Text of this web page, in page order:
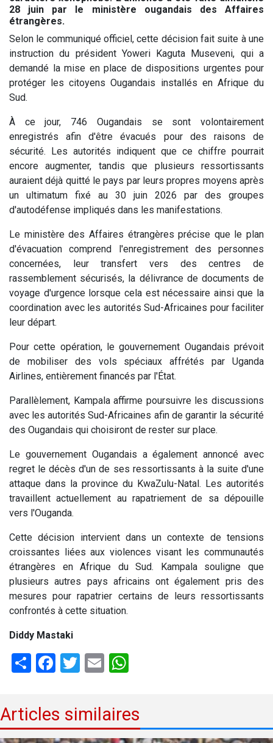
28 juin par le ministère ougandais des Affaires
étrangères.
Selon le communiqué officiel, cette décision fait suite à une
instruction du président Yoweri Kaguta Museveni, qui a
demandé la mise en place de dispositions urgentes pour
protéger les citoyens Ougandais installés en Afrique du
Sud.
À ce jour, 746 Ougandais se sont volontairement
enregistrés afin d'être évacués pour des raisons de
sécurité. Les autorités indiquent que ce chiffre pourrait
encore augmenter, tandis que plusieurs ressortissants
auraient déjà quitté le pays par leurs propres moyens après
un ultimatum fixé au 30 juin 2026 par des groupes
d'autodéfense impliqués dans les manifestations.
Le ministère des Affaires étrangères précise que le plan
d'évacuation comprend l'enregistrement des personnes
concernées, leur transfert vers des centres de
rassemblement sécurisés, la délivrance de documents de
voyage d'urgence lorsque cela est nécessaire ainsi que la
coordination avec les autorités Sud-Africaines pour faciliter
leur départ.
Pour cette opération, le gouvernement Ougandais prévoit
de mobiliser des vols spéciaux affrétés par Uganda
Airlines, entièrement financés par l'État.
Parallèlement, Kampala affirme poursuivre les discussions
avec les autorités Sud-Africaines afin de garantir la sécurité
des Ougandais qui choisiront de rester sur place.
Le gouvernement Ougandais a également annoncé avec
regret le décès d'un de ses ressortissants à la suite d'une
attaque dans la province du KwaZulu-Natal. Les autorités
travaillent actuellement au rapatriement de sa dépouille
vers l'Ouganda.
Cette décision intervient dans un contexte de tensions
croissantes liées aux violences visant les communautés
étrangères en Afrique du Sud. Kampala souligne que
plusieurs autres pays africains ont également pris des
mesures pour rapatrier certains de leurs ressortissants
confrontés à cette situation.
Diddy Mastaki
ShareFacebook
Twitter
Email
Articles similaires